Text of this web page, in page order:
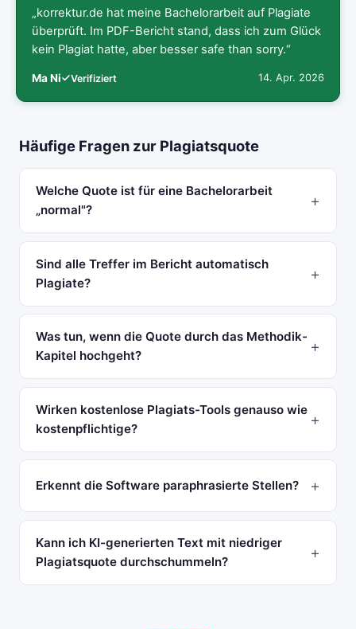
„korrektur.de hat meine Bachelorarbeit auf Plagiate
überprüft. Im PDF-Bericht stand, dass ich zum Glück
kein Plagiat hatte, aber besser safe than sorry.“
Ma Ni Verifiziert 14. Apr. 2026
Häufige Fragen zur Plagiatsquote
Welche Quote ist für eine Bachelorarbeit
„normal"?
Sind alle Treffer im Bericht automatisch
Plagiate?
Was tun, wenn die Quote durch das Methodik-
Kapitel hochgeht?
Wirken kostenlose Plagiats-Tools genauso wie
kostenpflichtige?
Erkennt die Software paraphrasierte Stellen?
Kann ich KI-generierten Text mit niedriger
Plagiatsquote durchschummeln?